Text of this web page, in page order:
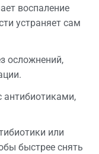
воспаление
устраняет сам
осложнений,
антибиотиками,
или
быстрее снять